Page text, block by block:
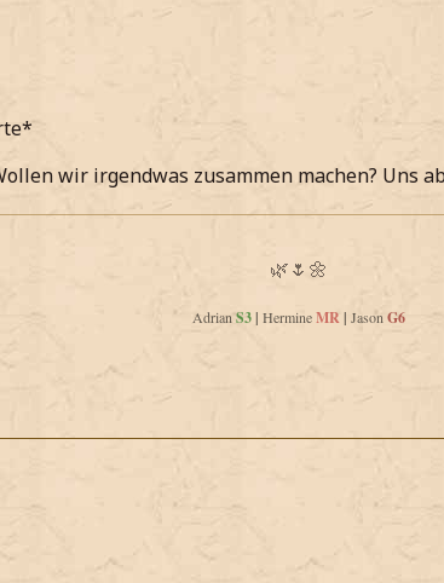
wir irgendwas zusammen machen? Uns
🌿🌷🌼
AdrianS3| HermineMR| JasonG6